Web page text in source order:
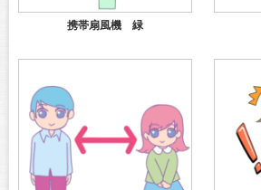
携帯扇風機 緑